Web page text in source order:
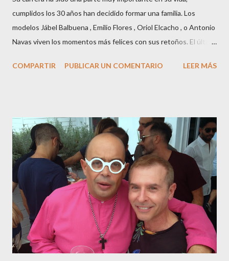
cumplidos los 30 años han decidido formar una familia. Los
modelos Jábel Balbuena , Emilio Flores , Oriol Elcacho , o Antonio
Navas viven los momentos más felices con sus retoños. El último
M ateo nació en Barcelona hace poco más de una semana. El top
haciéndole padre de un precioso niño. Marta ha sido toda una
campeona, durante los primeros 3 meses de embarazo tuvo que
guardar reposo debido a un síndrome llamado
“hiperemesisgravídica”.Pasados los meses fatídicos de
gestación Marta tiró adelante con el embarazo, ahora es una
mamá feliz. Otro de los modelos que ha sido padre este año ha
sido el madrileño, Emilio Flores , el top que desfiló en las mejores
pasarelas ...
COMPARTIR PUBLICAR UN COMENTARIO LEER MÁS